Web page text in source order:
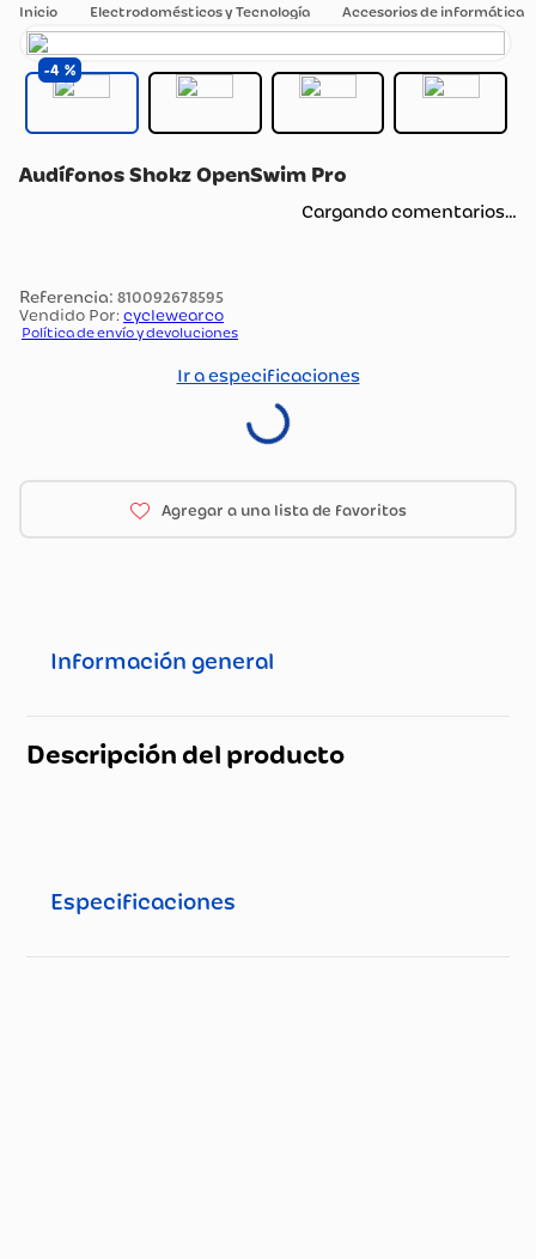
Electrodomésticos y Tecnología Accesorios de informática
4
Audífonos Shokz OpenSwim Pro
Cargando comentarios…
: 810092678595
Vendido Por: cyclewearco
Política de envío y devoluciones
Ir a especificaciones
Información general
Descripción del producto
Especificaciones